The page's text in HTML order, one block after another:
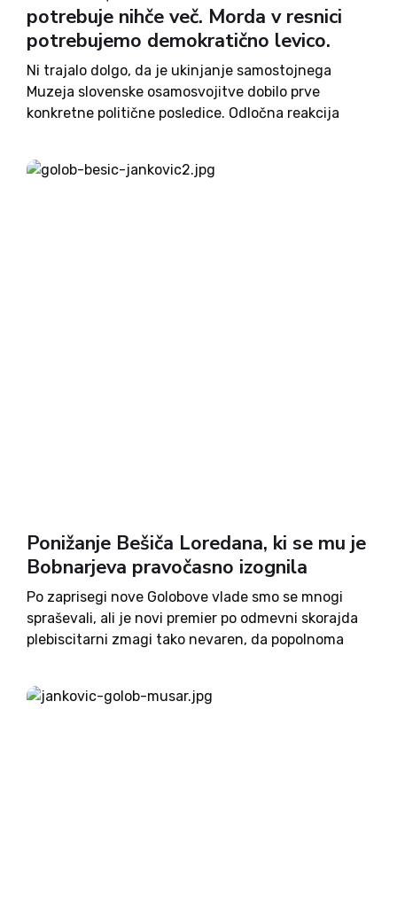
potrebuje nihče več. Morda v resnici
potrebujemo demokratično levico.
Ni trajalo dolgo, da je ukinjanje samostojnega
Muzeja slovenske osamosvojitve dobilo prve
konkretne politične posledice. Odločna reakcija
ministrice Aste Vrečko je bila za mnoge
presenetljiva. Tako za del levice, ki si je vedno
Ponižanje Bešiča Loredana, ki se mu je
Bobnarjeva pravočasno izognila
Po zaprisegi nove Golobove vlade smo se mnogi
spraševali, ali je novi premier po odmevni skorajda
plebiscitarni zmagi tako nevaren, da popolnoma
ukroji po svoji meri. Zbirka več kriz, s katerimi se
je...